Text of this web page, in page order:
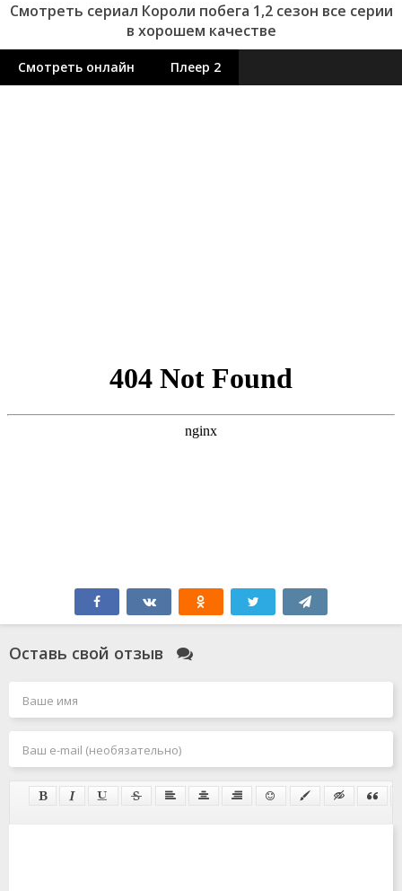
Смотреть сериал Короли побега 1,2 сезон все серии
в хорошем качестве
Смотреть онлайн Плеер 2
Оставь свой отзыв